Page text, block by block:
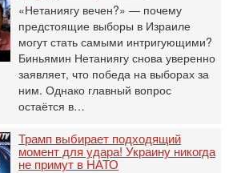
«Нетаниягу вечен?» — почему
предстоящие выборы в Израиле
могут стать самыми интригующими?
Биньямин Нетаниягу снова уверенно
заявляет, что победа на выборах за
ним. Однако главный вопрос
остаётся в…
Трамп выбирает подходящий
момент для удара! Украину никогда
не примут в НАТО